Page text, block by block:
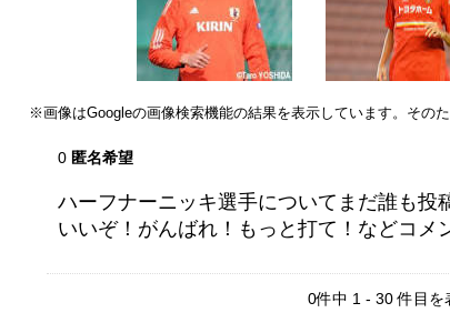
※画像はGoogleの画像検索機能の結果を表示しています。その
0 匿名希望
ハーフナーニッキ選手についてまだ誰も投
いいぞ！がんばれ！もっと打て！などコメ
0件中 1 - 30 件目を